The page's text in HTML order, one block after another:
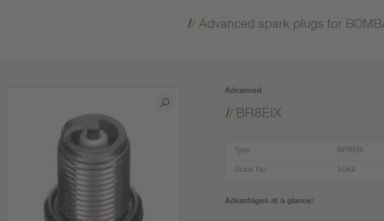
Advanced spark plugs for
Advanced
BR8EIX
Type: BR8EIX
Stock No.: 5044
Advantages at a glance: